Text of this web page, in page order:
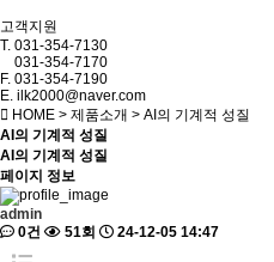
고객지원
T. 031-354-7130
031-354-7170
F. 031-354-7190
E. ilk2000@naver.com
HOME > 제품소개 > AI의 기계적 성질
AI의 기계적 성질
AI의 기계적 성질
페이지 정보
admin
0건
51회 24-12-05 14:47